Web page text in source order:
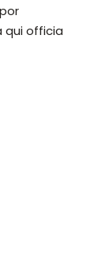
qui officia